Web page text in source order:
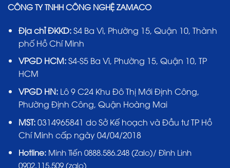
CÔNG TY TNHH CÔNG NGHỆ ZAMACO
Địa chỉ ĐKKD:S4 Ba Vì, Phường 15, Quận 10, Thành
phố Hồ Chí Minh
VPGD HCM:S4-S5 Ba Vì, Phường 15, Quận 10, TP
HCM
VPGD HN:Lô 9 C24 Khu Đô Thị Mới Định Công,
Phường Định Công, Quận Hoàng Mai
MST:0314965841 do Sở Kế hoạch và Đầu tư TP Hồ
Chí Minh cấp ngày 04/04/2018
Hotline: Minh Tiến 0888.586.248 (Zalo)/ Đình Linh
0902.115.509 (zalo)